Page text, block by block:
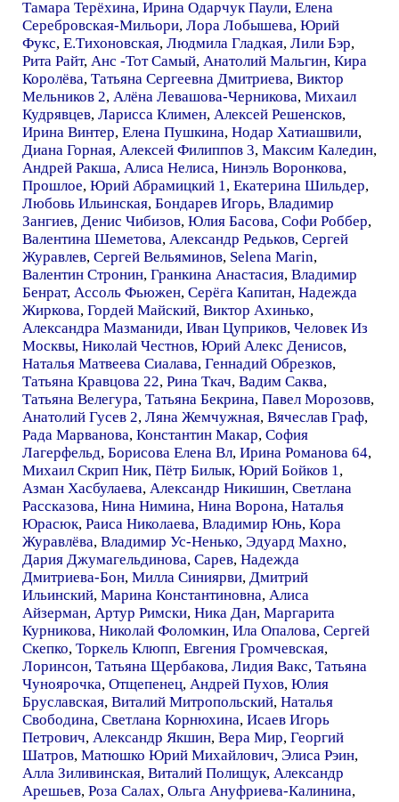
Тамара Терёхина, Ирина Одарчук Паули, Елена
Серебровская-Мильори, Лора Лобышева, Юрий
Фукс, E.Тихоновская, Людмила Гладкая, Лили Бэр,
Рита Райт, Анс -Тот Самый, Анатолий Мальгин, Кира
Королёва, Татьяна Сергеевна Дмитриева, Виктор
Мельников 2, Алёна Левашова-Черникова, Михаил
Кудрявцев, Ларисса Климен, Алексей Решенсков,
Ирина Винтер, Елена Пушкина, Нодар Хатиашвили,
Диана Горная, Алексей Филиппов 3, Максим Каледин,
Андрей Ракша, Алиса Нелиса, Нинэль Воронкова,
Прошлое, Юрий Абрамицкий 1, Екатерина Шильдер,
Любовь Ильинская, Бондарев Игорь, Владимир
Зангиев, Денис Чибизов, Юлия Басова, Софи Роббер,
Валентина Шеметова, Александр Редьков, Сергей
Журавлев, Сергей Вельяминов, Selena Marin,
Валентин Стронин, Гранкина Анастасия, Владимир
Бенрат, Ассоль Фьюжен, Серёга Капитан, Надежда
Жиркова, Гордей Майский, Виктор Ахинько,
Александра Мазманиди, Иван Цуприков, Человек Из
Москвы, Николай Честнов, Юрий Алекс Денисов,
Наталья Матвеева Сиалава, Геннадий Обрезков,
Татьяна Кравцова 22, Рина Ткач, Вадим Саква,
Татьяна Велегура, Татьяна Бекрина, Павел Морозовв,
Анатолий Гусев 2, Ляна Жемчужная, Вячеслав Граф,
Рада Марванова, Константин Макар, София
Лагерфельд, Борисова Елена Вл, Ирина Романова 64,
Михаил Скрип Ник, Пётр Билык, Юрий Бойков 1,
Азман Хасбулаева, Александр Никишин, Светлана
Рассказова, Нина Нимина, Нина Ворона, Наталья
Юрасюк, Раиса Николаева, Владимир Юнь, Кора
Журавлёва, Владимир Ус-Ненько, Эдуард Махно,
Дария Джумагельдинова, Сарев, Надежда
Дмитриева-Бон, Милла Синиярви, Дмитрий
Ильинский, Марина Константиновна, Алиса
Айзерман, Артур Римски, Ника Дан, Маргарита
Курникова, Николай Фоломкин, Ила Опалова, Сергей
Скепко, Торкель Клюпп, Евгения Громчевская,
Лоринсон, Татьяна Щербакова, Лидия Вакс, Татьяна
Чуноярочка, Отщепенец, Андрей Пухов, Юлия
Бруславская, Виталий Митропольский, Наталья
Свободина, Светлана Корнюхина, Исаев Игорь
Петрович, Александр Якшин, Вера Мир, Георгий
Шатров, Матюшко Юрий Михайлович, Элиса Рэин,
Алла Зиливинская, Виталий Полищук, Александр
Арешьев, Роза Салах, Ольга Ануфриева-Калинина,